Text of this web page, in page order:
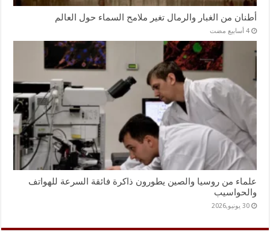
أطنان من الغبار والرمال تغير ملامح السماء حول العالم
‏4 أسابيع مضت
علماء من روسيا والصين يطورون ذاكرة فائقة السرعة للهواتف
والحواسيب
30 يونيو,2026